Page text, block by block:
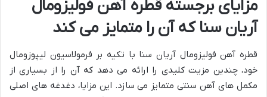
مزایای برجسته قطره آهن فولیزومال
آریان سنا که آن را متمایز می کند
قطره آهن فولیزومال آریان سنا با تکیه بر فرمولاسیون لیپوزومال
خود، چندین مزیت کلیدی را ارائه می دهد که آن را از بسیاری از
مکمل های آهن سنتی متمایز می سازد. این مزایا، دغدغه های اصلی